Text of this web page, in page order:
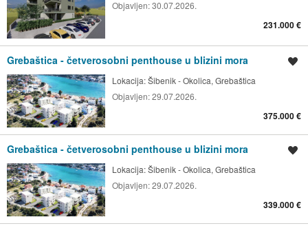
Objavljen:30.07.2026.
231.000 €
Grebaštica - četverosobni penthouse u blizini mora
Lokacija:Šibenik - Okolica, Grebaštica
Objavljen:29.07.2026.
375.000 €
Grebaštica - četverosobni penthouse u blizini mora
Lokacija:Šibenik - Okolica, Grebaštica
Objavljen:29.07.2026.
339.000 €